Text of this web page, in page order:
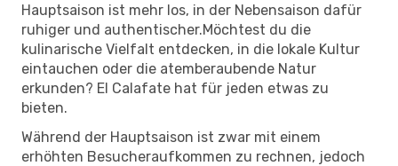
Hauptsaison ist mehr los, in der Nebensaison dafür
ruhiger und authentischer.Möchtest du die
kulinarische Vielfalt entdecken, in die lokale Kultur
eintauchen oder die atemberaubende Natur
erkunden? El Calafate hat für jeden etwas zu
bieten.
Während der Hauptsaison ist zwar mit einem
erhöhten Besucheraufkommen zu rechnen, jedoch